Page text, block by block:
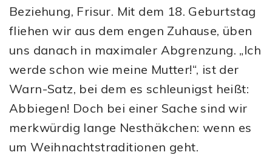
Beziehung, Frisur. Mit dem 18. Geburtstag
fliehen wir aus dem engen Zuhause, üben
uns danach in maximaler Abgrenzung. „Ich
werde schon wie meine Mutter!“, ist der
Warn-Satz, bei dem es schleunigst heißt:
Abbiegen! Doch bei einer Sache sind wir
merkwürdig lange Nesthäkchen: wenn es
um Weihnachtstraditionen geht.